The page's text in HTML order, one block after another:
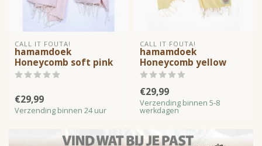
CALL IT FOUTA!
hamamdoek
Honeycomb soft pink
€29,99
Verzending binnen 24 uur
CALL IT FOUTA!
hamamdoek
Honeycomb yellow
€29,99
Verzending binnen 5-8
werkdagen